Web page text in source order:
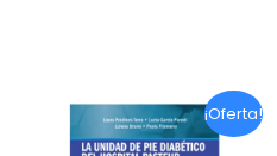
¡Oferta!